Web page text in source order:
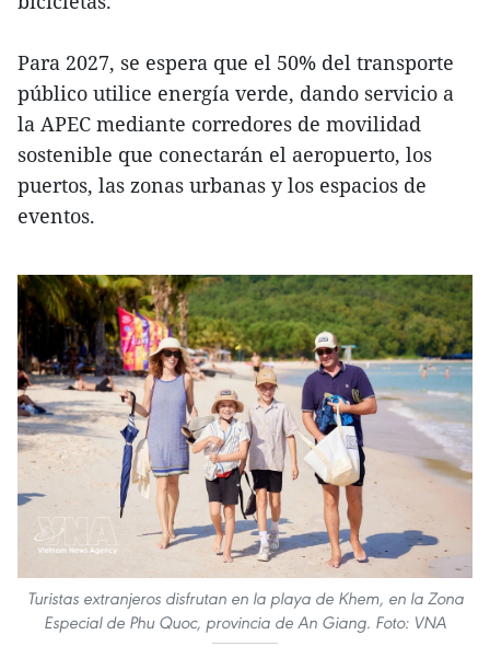
Para 2027, se espera que el 50% del transporte
público utilice energía verde, dando servicio a
la APEC mediante corredores de movilidad
sostenible que conectarán el aeropuerto, los
puertos, las zonas urbanas y los espacios de
eventos.
Turistas extranjeros disfrutan en la playa de Khem, en la Zona
Especial de Phu Quoc, provincia de An Giang. Foto: VNA